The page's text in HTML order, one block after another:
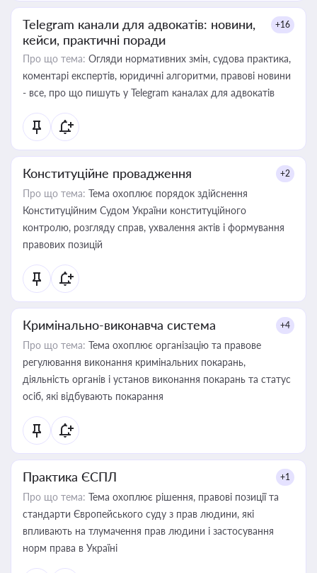
Telegram канали для адвокатів: новини,
кейси, практичні поради
+16
Про що тема: Огляди нормативних змін, судова практика,
коментарі експертів, юридичні алгоритми, правові новини
- все, про що пишуть у Telegram каналах для адвокатів
Конституційне провадження +2
Про що тема: Тема охоплює порядок здійснення
Конституційним Судом України конституційного
контролю, розгляду справ, ухвалення актів і формування
правових позицій
Кримінально-виконавча система +4
Про що тема: Тема охоплює організацію та правове
регулювання виконання кримінальних покарань,
діяльність органів і установ виконання покарань та статус
осіб, які відбувають покарання
Практика ЄСПЛ +1
Про що тема: Тема охоплює рішення, правові позиції та
стандарти Європейського суду з прав людини, які
впливають на тлумачення прав людини і застосування
норм права в Україні